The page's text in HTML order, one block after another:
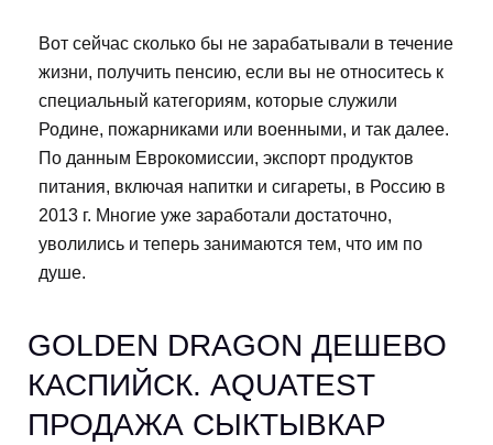
Вот сейчас сколько бы не зарабатывали в течение
жизни, получить пенсию, если вы не относитесь к
специальный категориям, которые служили
Родине, пожарниками или военными, и так далее.
По данным Еврокомиссии, экспорт продуктов
питания, включая напитки и сигареты, в Россию в
2013 г. Многие уже заработали достаточно,
уволились и теперь занимаются тем, что им по
душе.
GOLDEN DRAGON ДЕШЕВО
КАСПИЙСК. AQUATEST
ПРОДАЖА СЫКТЫВКАР